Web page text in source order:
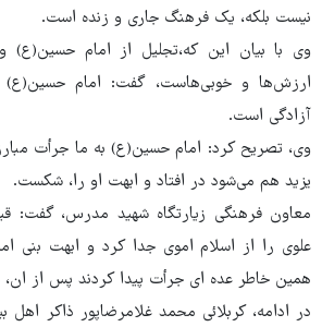
نیست بلکه، یک فرهنگ جاری و زنده است.
وی با بیان این که،تجلیل از امام حسین(ع)
ارزش‌ها و خوبی‌هاست، گفت: امام حسین(ع)
آزادگی است.
وی، تصریح کرد: امام حسین(ع) به ما جرأت
یزید هم می‌شود در افتاد و ابهت او را، شکست.
معاون فرهنگی زیارتگاه شهید مدرس، گفت:
علوی را از اسلام اموی جدا کرد و ابهت بنی
همین خاطر عده ای جرأت پیدا کردند پس از ان،
در ادامه، کربلائی محمد غلامرضاپور ذاکر